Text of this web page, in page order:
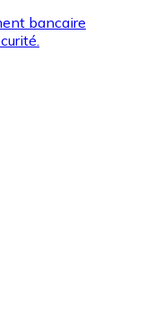
pour acheter
marques
bancaire